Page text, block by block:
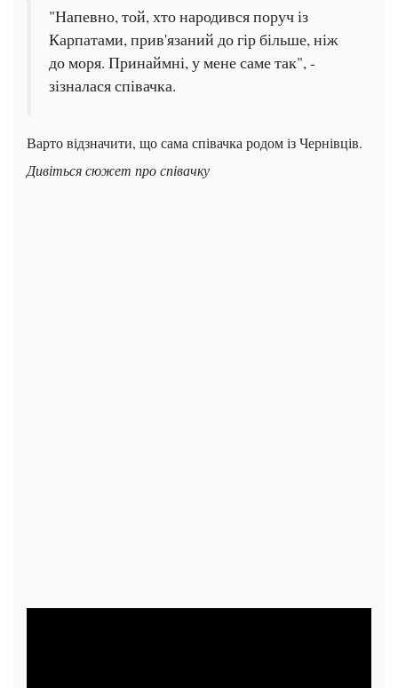
"Напевно, той, хто народився поруч із
Карпатами, прив'язаний до гір більше, ніж
до моря. Принаймні, у мене саме так", -
зізналася співачка.
Варто відзначити, що сама співачка родом із Чернівців.
Дивіться сюжет про співачку